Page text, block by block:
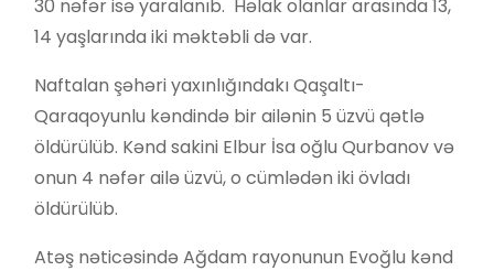
30 nəfər isə yaralanıb. Həlak olanlar arasında 13,
14 yaşlarında iki məktəbli də var.
Naftalan şəhəri yaxınlığındakı Qaşaltı-
Qaraqoyunlu kəndində bir ailənin 5 üzvü qətlə
öldürülüb. Kənd sakini Elbur İsa oğlu Qurbanov və
onun 4 nəfər ailə üzvü, o cümlədən iki övladı
öldürülüb.
Atəş nəticəsində Ağdam rayonunun Evoğlu kənd